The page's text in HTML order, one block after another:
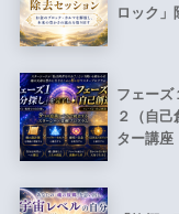
ロック」
フェーズ
２（自
ター講座